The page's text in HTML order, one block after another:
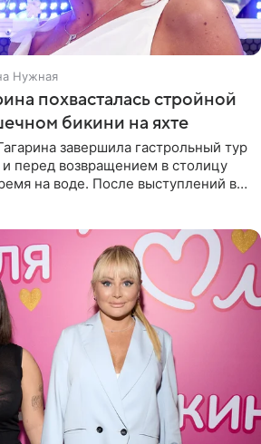
Нужная
похвасталась стройной
бикини на яхте
завершила гастрольный тур
перед возвращением в столицу
на воде. После выступлений в